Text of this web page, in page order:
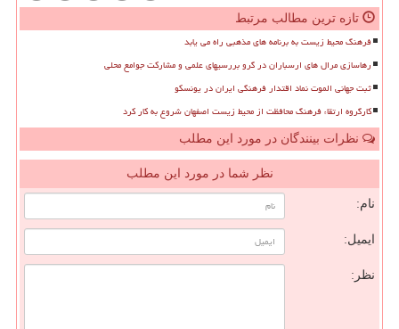
تازه ترین مطالب مرتبط
فرهنگ محیط زیست به برنامه های مذهبی راه می یابد
رهاسازی مرال های ارسباران در گرو بررسیهای علمی و مشارکت جوامع محلی
ثبت جهانی الموت نماد اقتدار فرهنگی ایران در یونسکو
کارگروه ارتقاء فرهنگ محافظت از محیط زیست اصفهان شروع به کار کرد
نظرات بینندگان در مورد این مطلب
نظر شما در مورد این مطلب
نام:
ایمیل:
نظر: